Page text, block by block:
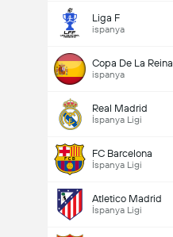
Liga F
ispanya
Copa De La Reina
ispanya
Real Madrid
İspanya Ligi
FC Barcelona
İspanya Ligi
Atletico Madrid
İspanya Ligi